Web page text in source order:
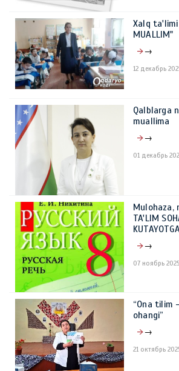
Xalq
MUALLIM"
→
12 декабрь
Qalblarga
muallima
→
01 декабрь
Mulohaza,
TA'LIM
→
07 ноябрь
“Ona tilim
ohangi”
→
21 октябрь